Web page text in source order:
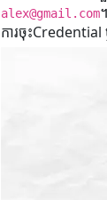
alex@gmail.com
ការចុះ